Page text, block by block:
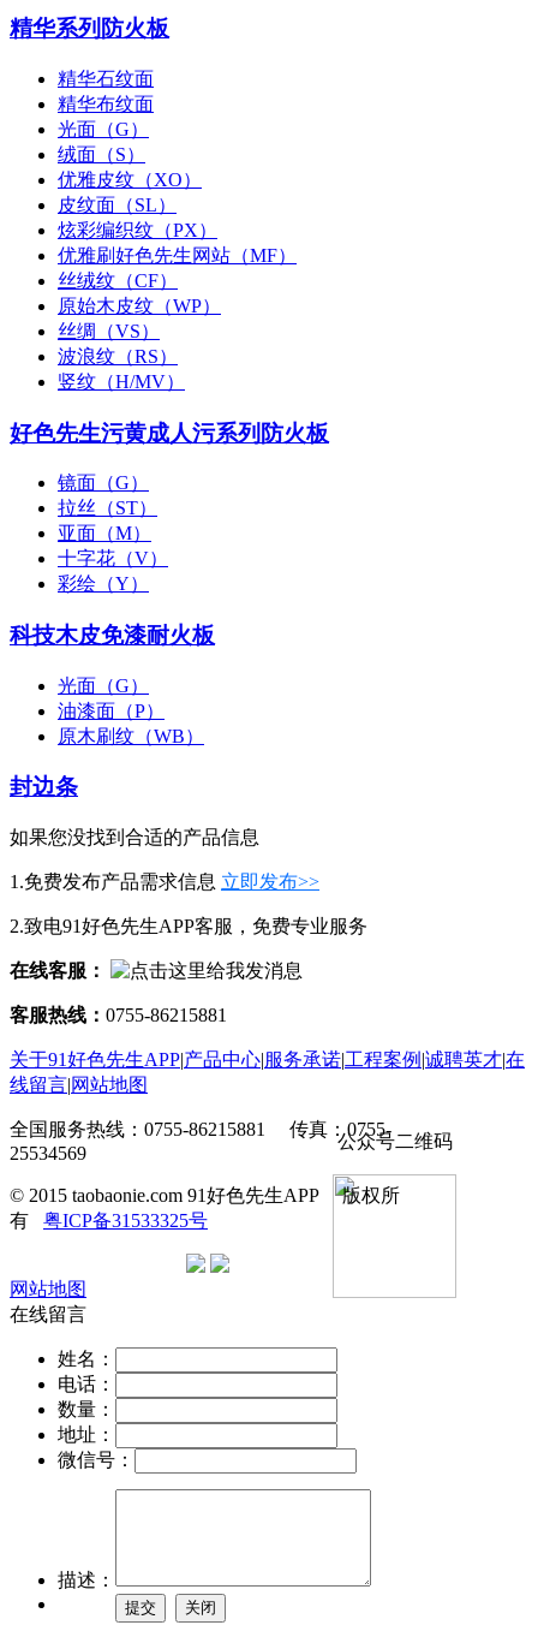
精华系列防火板
精华石纹面
精华布纹面
光面（G）
绒面（S）
优雅皮纹（XO）
皮纹面（SL）
炫彩编织纹（PX）
优雅刷好色先生网站（MF）
丝绒纹（CF）
原始木皮纹（WP）
丝绸（VS）
波浪纹（RS）
竖纹（H/MV）
好色先生污黄成人污系列防火板
镜面（G）
拉丝（ST）
亚面（M）
十字花（V）
彩绘（Y）
科技木皮免漆耐火板
光面（G）
油漆面（P）
原木刷纹（WB）
封边条
如果您没找到合适的产品信息
1.免费发布产品需求信息 立即发布>>
2.致电91好色先生APP客服，免费专业服务
在线客服：
客服热线： 0755-86215881
关于91好色先生APP|产品中心|服务承诺|工程案例 |诚聘英才|在
线留言|网站地图
公众号二维码
全国服务热线：0755-86215881 传真：0755-
25534569
© 2015 taobaonie.com 91好色先生APP 版权所
有 粤ICP备31533325号
网站地图
在线留言
姓名：
电话：
数量：
地址：
微信号：
描述：